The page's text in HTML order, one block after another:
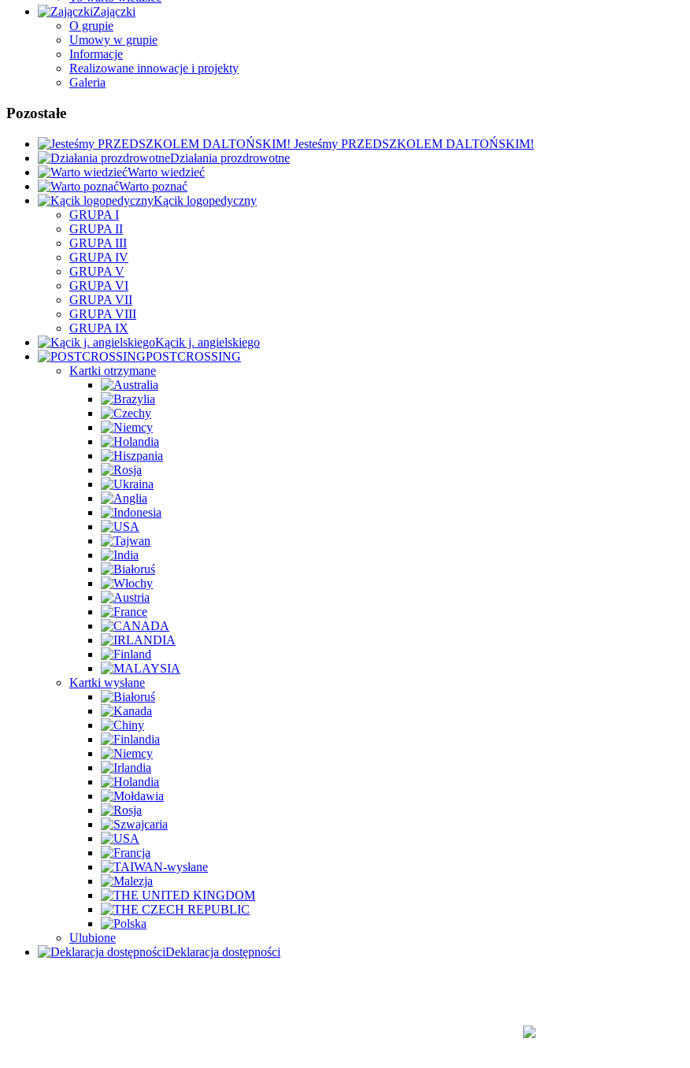
Zajączki
O grupie
Umowy w grupie
Informacje
Realizowane innowacje i projekty
Galeria
Pozostałe
Jesteśmy PRZEDSZKOLEM DALTOŃSKIM!
Działania prozdrowotne
Warto wiedzieć
Warto poznać
Kącik logopedyczny
GRUPA I
GRUPA II
GRUPA III
GRUPA IV
GRUPA V
GRUPA VI
GRUPA VII
GRUPA VIII
GRUPA IX
Kącik j. angielskiego
POSTCROSSING
Kartki otrzymane
Kartki wysłane
Ulubione
Deklaracja dostępności